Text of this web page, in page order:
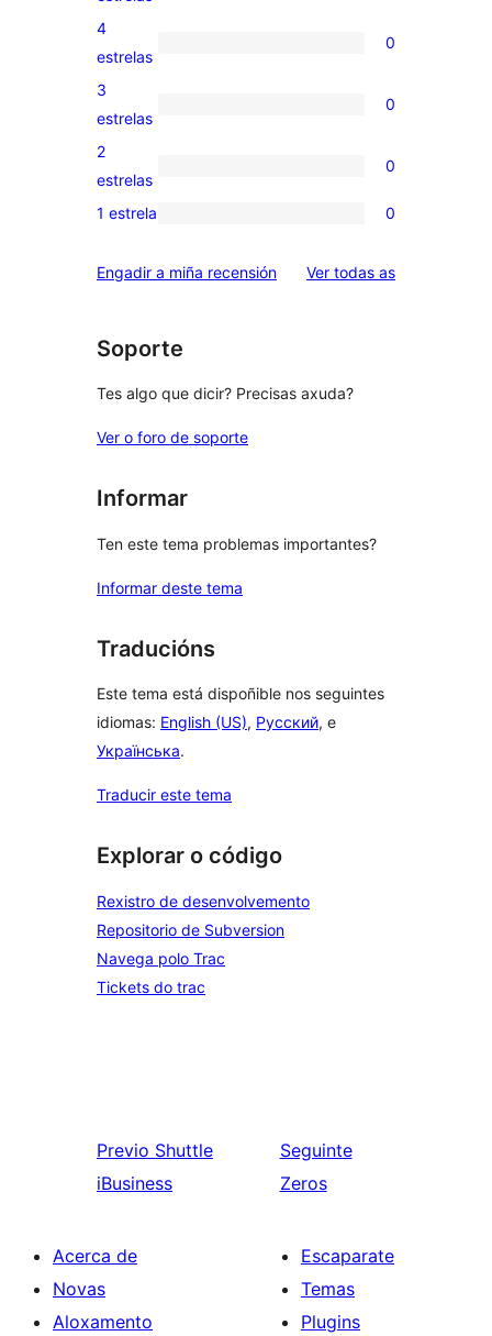
valoracións
de
0
valoracións
de
4
estrelas
0
0
valoracións
de
3
estrelas
0
0
valoracións
2
2
estrelas
0
0
de
estrelas
1 estrela 0
Engadir a miña recensión Ver todas asvaloracións
Soporte
Tes algo que dicir? Precisas axuda?
Ver o foro de soporte
Informar
Ten este tema problemas importantes?
Informar deste tema
Traducións
Este tema está dispoñible nos seguintes
idiomas: English (US), Русский, e
Українська.
Traducir este tema
Explorar o código
Rexistro de desenvolvemento
Repositorio de Subversion
Navega polo Trac
Tickets do trac
Previo Shuttle
iBusiness
Seguinte
Zeros
Acerca de
Novas
Aloxamento
Escaparate
Temas
Plugins